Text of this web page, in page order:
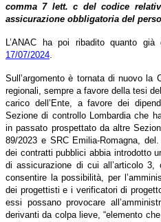
comma 7 lett. c del codice
assicurazione obbligatoria del
L’ANAC ha poi ribadito quanto già
17/07/2024
Sull’argomento è tornata di nuovo la
regionali, sempre a favore della tesi
carico dell’Ente, a favore dei
Sezione di controllo Lombardia che
in passato prospettato da altre
89/2023 e SRC Emilia-Romagna,
dei contratti pubblici abbia introdotto
di assicurazione di cui all’articolo
consentire la possibilità, per
dei progettisti e i verificatori di
essi possano provocare
derivanti da colpa lieve, “elemento